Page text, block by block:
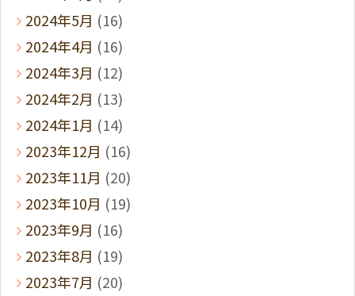
2024年5月 (16)
2024年4月 (16)
2024年3月 (12)
2024年2月 (13)
2024年1月 (14)
2023年12月 (16)
2023年11月 (20)
2023年10月 (19)
2023年9月 (16)
2023年8月 (19)
2023年7月 (20)